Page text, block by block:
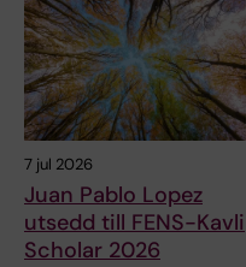
7 jul 2026
Juan Pablo Lopez
utsedd till FENS-Kavli
Scholar 2026